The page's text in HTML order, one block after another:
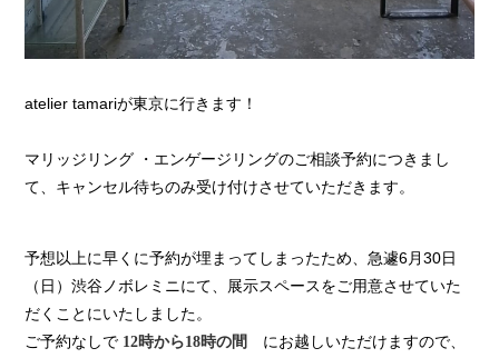
atelier tamariが東京に行きます！
マリッジリング ・エンゲージリングのご相談予約につきまし
て、キャンセル待ちのみ受け付けさせていただきます。
予想以上に早くに予約が埋まってしまったため、急遽6月30日
（日）渋谷ノボレミニにて、展示スペースをご用意させていた
だくことにいたしました。
ご予約なしで 12時から18時の間
にお越しいただけますので、